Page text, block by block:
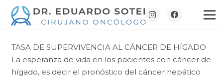
TASA DE SUPERVIVENCIA AL CÁNCER DE HÍGADO
La esperanza de vida en los pacientes con cáncer de
hígado, es decir el pronóstico del cáncer hepático